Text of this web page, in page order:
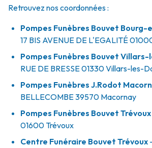
Retrouvez nos coordonnées :
Pompes Funèbres Bouvet Bourg-
17 BIS AVENUE DE L'EGALITÉ
Pompes Funèbres Bouvet
RUE DE BRESSE01330Villars-les-
Pompes Funèbres J.Rodot
BELLECOMBE39570 Macornay
Pompes Funèbres Bouvet Trévoux
01600 Trévoux
Centre Funéraire Bouvet Trévoux